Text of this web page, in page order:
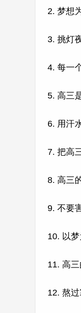
2. 梦想
3. 挑灯
4. 每一
5. 高三
6. 用汗
7. 把高
8. 高三
9. 不要
10. 以
11. 高
12. 熬